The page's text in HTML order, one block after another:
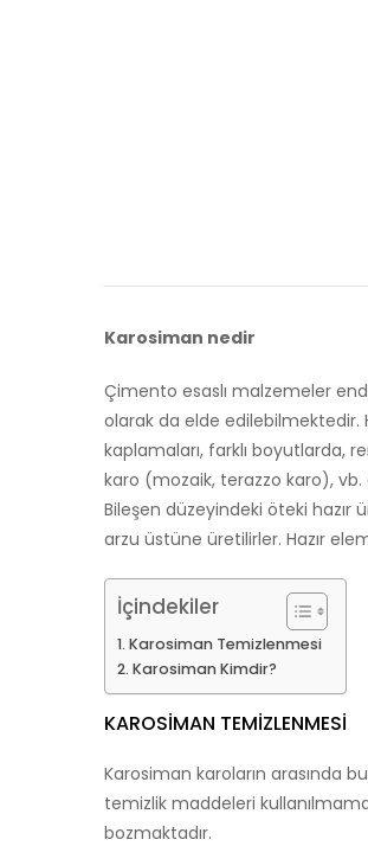
Karosiman nedir
Çimento esaslı malzemeler
olarak da elde edilebilmektedir.
kaplamaları, farklı boyutlarda,
karo (mozaik, terazzo karo),
Bileşen düzeyindeki öteki hazır
arzu üstüne üretilirler. Hazır
İçindekiler
Karosiman Temizlenmesi
Karosiman Kimdir?
KAROSIMAN TEMIZLENMESI
Karosiman karoların arasında
temizlik maddeleri
bozmaktadır.